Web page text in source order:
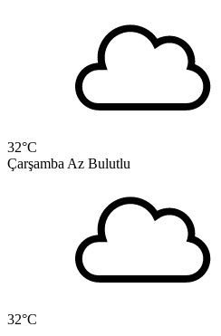
32°C
Çarşamba Az Bulutlu
32°C